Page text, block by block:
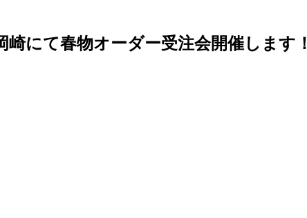
崎にて春物オーダー受注会開催します！